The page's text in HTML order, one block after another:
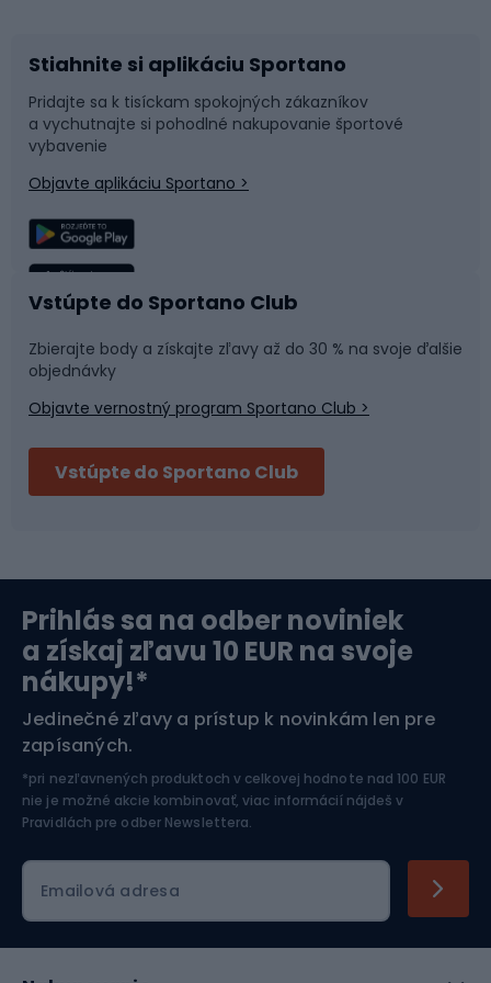
Príslušenstvo k bicyklom
Časti bicyklov
Rybolov
Športová medicína
Bushcraft
Bikepacking
Orientačný beh
Sane a kĺzačky
Snowboard
Plávanie
Tímové športy
Fitness a posilňovňa
Cyklistické prilby
Lyžovanie
Športová elektronika
Jazdectvo
Stiahnite si aplikáciu Sportano
Pridajte sa k tisíckam spokojných zákazníkov
a vychutnajte si pohodlné nakupovanie športové
vybavenie
Objavte aplikáciu Sportano >
Vstúpte do Sportano Club
Zbierajte body a získajte zľavy až do 30 % na svoje ďalšie
objednávky
Objavte vernostný program Sportano Club >
Vstúpte do Sportano Club
Prihlás sa na odber noviniek
a získaj zľavu 10 EUR na svoje
nákupy!*
Jedinečné zľavy a prístup k novinkám len pre
zapísaných.
*pri nezľavnených produktoch v celkovej hodnote nad 100 EUR
nie je možné akcie kombinovať, viac informácií nájdeš v
Pravidlách pre odber Newslettera.
Emailová adresa